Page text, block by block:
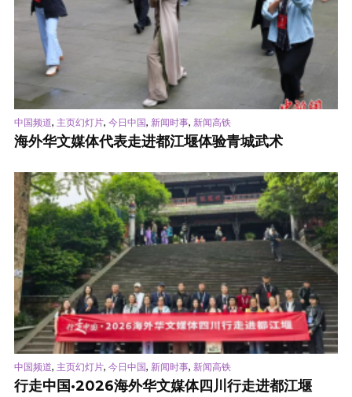
中国频道, 主页幻灯片, 今日中国, 新闻时事, 新闻高铁
海外华文媒体代表走进都江堰体验青城武术
中国频道, 主页幻灯片, 今日中国, 新闻时事, 新闻高铁
行走中国·2026海外华文媒体四川行走进都江堰